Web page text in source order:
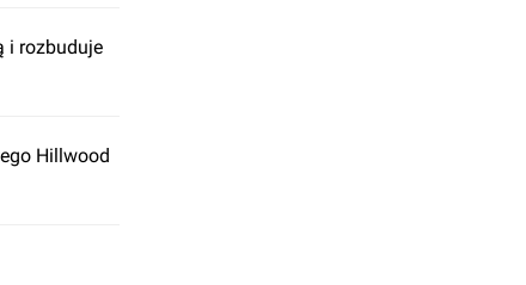
i rozbuduje
Hillwood